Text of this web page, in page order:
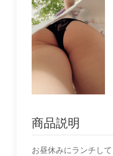
商品説明
お昼休みにランチして